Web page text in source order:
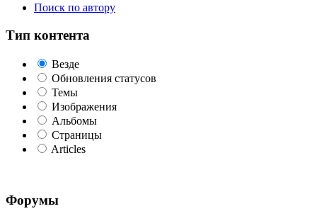
Поиск по автору
Тип контента
Везде
Обновления статусов
Темы
Изображения
Альбомы
Страницы
Articles
Форумы